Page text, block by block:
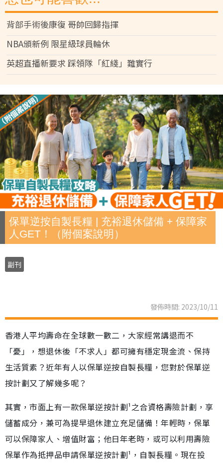
背部手術後康復 哥帥回歸指揮
NBA頒新例 限星級球員輪休
英超直播新要求 踩領隊「紅綫」難實行
保單逆按自製長糧 | 充裕退休儲備 + 保障家
人GET！（附個案說明）
副刊
發佈時間: 2023/10/11
香港人平均壽命在全球數一數二，大家經常講退而不
「憂」，想退休後「不求人」都可擁有穩定現金流、保持
生活質素？近年有人以保單逆按自製長糧，您對於保單逆
按計劃又了解幾多呢？
其實，市面上有一款保單逆按計劃¹之合資格壽險計劃，享
儲蓄成分，兼可為提早退休建立充足儲備！年輕時，保單
可以保障家人、增值財富；他日年老時，或可以利用壽險
保單作為抵押品申請保單逆按計劃¹，自製長糧。現在投